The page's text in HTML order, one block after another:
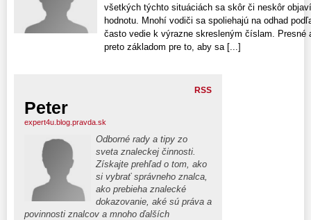
všetkých týchto situáciách sa skôr či neskôr
hodnotu. Mnohí vodiči sa spoliehajú na odhad
často vedie k výrazne skresleným číslam. Presné
preto základom pre to, aby sa [...]
RSS
Peter
expert4u.blog.pravda.sk
Odborné rady a tipy zo
sveta znaleckej činnosti.
Získajte prehľad o tom, ako
si vybrať správneho znalca,
ako prebieha znalecké
dokazovanie, aké sú práva a
povinnosti znalcov a mnoho ďalších